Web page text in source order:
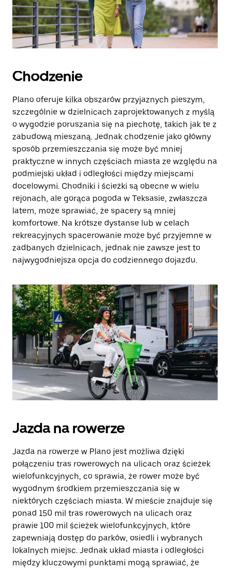
Chodzenie
Plano oferuje kilka obszarów przyjaznych pieszym,
szczególnie w dzielnicach zaprojektowanych z myślą
o wygodzie poruszania się na piechotę, takich jak te z
zabudową mieszaną. Jednak chodzenie jako główny
sposób przemieszczania się może być mniej
praktyczne w innych częściach miasta ze względu na
podmiejski układ i odległości między miejscami
docelowymi. Chodniki i ścieżki są obecne w wielu
rejonach, ale gorąca pogoda w Teksasie, zwłaszcza
latem, może sprawiać, że spacery są mniej
komfortowe. Na krótsze dystanse lub w celach
rekreacyjnych spacerowanie może być przyjemne w
zadbanych dzielnicach, jednak nie zawsze jest to
najwygodniejsza opcja do codziennego dojazdu.
Jazda na rowerze
Jazda na rowerze w Plano jest możliwa dzięki
połączeniu tras rowerowych na ulicach oraz ścieżek
wielofunkcyjnych, co sprawia, że rower może być
wygodnym środkiem przemieszczania się w
niektórych częściach miasta. W mieście znajduje się
ponad 150 mil tras rowerowych na ulicach oraz
prawie 100 mil ścieżek wielofunkcyjnych, które
zapewniają dostęp do parków, osiedli i wybranych
lokalnych miejsc. Jednak układ miasta i odległości
między kluczowymi punktami mogą sprawiać, że